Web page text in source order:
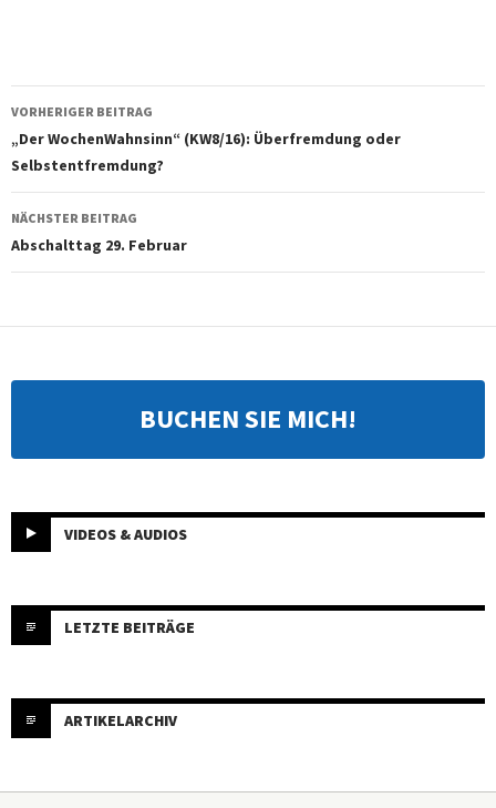
Beitragsnavigation
VORHERIGER BEITRAG
„Der WochenWahnsinn“ (KW8/16): Überfremdung oder
Selbstentfremdung?
NÄCHSTER BEITRAG
Abschalttag 29. Februar
BUCHEN SIE MICH!
VIDEOS & AUDIOS
LETZTE BEITRÄGE
ARTIKELARCHIV